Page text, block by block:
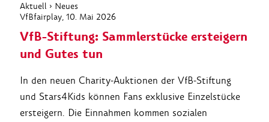
Aktuell › Neues
VfBfairplay, 10. Mai 2026
VfB-Stiftung: Sammlerstücke ersteigern
und Gutes tun
In den neuen Charity-Auktionen der VfB-Stiftung
und Stars4Kids können Fans exklusive Einzelstücke
ersteigern. Die Einnahmen kommen sozialen